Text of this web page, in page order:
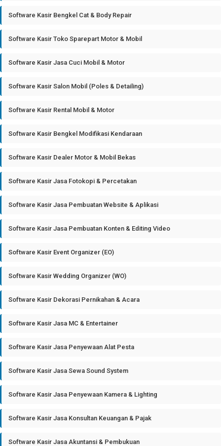
Software Kasir Bengkel Cat & Body Repair
Software Kasir Toko Sparepart Motor & Mobil
Software Kasir Jasa Cuci Mobil & Motor
Software Kasir Salon Mobil (Poles & Detailing)
Software Kasir Rental Mobil & Motor
Software Kasir Bengkel Modifikasi Kendaraan
Software Kasir Dealer Motor & Mobil Bekas
Software Kasir Jasa Fotokopi & Percetakan
Software Kasir Jasa Pembuatan Website & Aplikasi
Software Kasir Jasa Pembuatan Konten & Editing Video
Software Kasir Event Organizer (EO)
Software Kasir Wedding Organizer (WO)
Software Kasir Dekorasi Pernikahan & Acara
Software Kasir Jasa MC & Entertainer
Software Kasir Jasa Penyewaan Alat Pesta
Software Kasir Jasa Sewa Sound System
Software Kasir Jasa Penyewaan Kamera & Lighting
Software Kasir Jasa Konsultan Keuangan & Pajak
Software Kasir Jasa Akuntansi & Pembukuan